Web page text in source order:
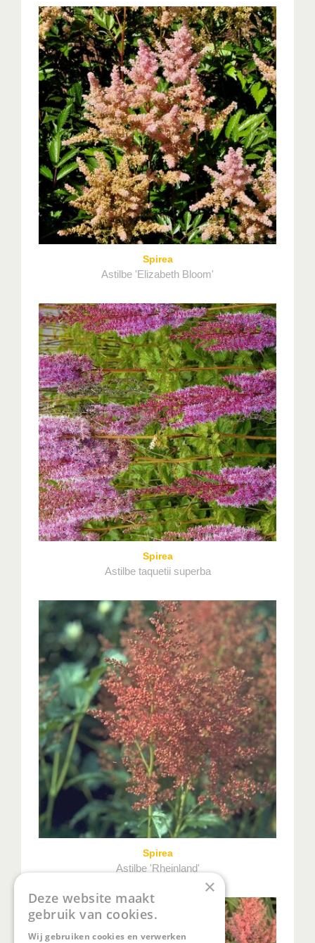
Spirea
Astilbe 'Elizabeth Bloom'
Spirea
Astilbe taquetii superba
Spirea
Astilbe 'Rheinland'
×
Deze website maakt
gebruik van cookies.
Wij gebruiken cookies en verwerken